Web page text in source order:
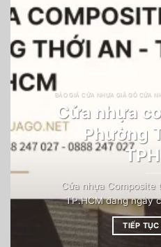
BÁO GIÁ CỬA NHỰA GIẢ GỖ CỬA
Cửa nhựa
Phường
Cửa nhựa Composite
TP.HCM đang ngày
TIẾP